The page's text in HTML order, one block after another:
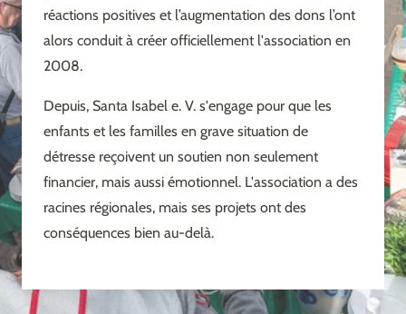
réactions positives et l’augmentation des dons l’ont
alors conduit à créer officiellement l'association en
2008.
Depuis, Santa Isabel e. V. s'engage pour que les
enfants et les familles en grave situation de
détresse reçoivent un soutien non seulement
financier, mais aussi émotionnel. L'association a des
racines régionales, mais ses projets ont des
conséquences bien au-delà.